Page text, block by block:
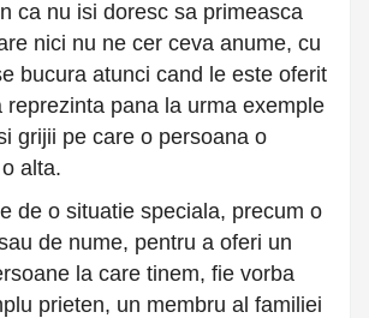
ca nu isi doresc sa primeasca
nici nu ne cer ceva anume, cu
bucura atunci cand le este oferit
reprezinta pana la urma exemple
grijii pe care o persoana o
alta.
de o situatie speciala, precum o
de nume, pentru a oferi un
la care tinem, fie vorba
prieten, un membru al familiei